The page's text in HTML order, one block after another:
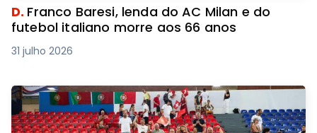
D. Franco Baresi, lenda do AC Milan e do
futebol italiano morre aos 66 anos
31 julho 2026